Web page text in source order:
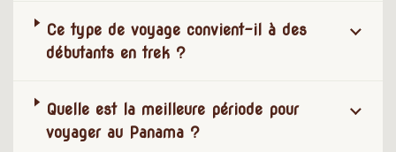
Ce type de voyage convient-il à des
débutants en trek ?
Quelle est la meilleure période pour
voyager au Panama ?